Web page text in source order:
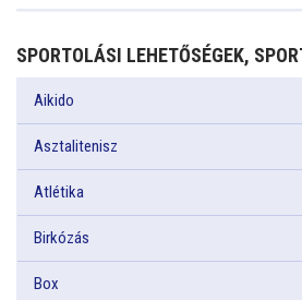
SPORTOLÁSI LEHETŐSÉGEK,
Aikido
Asztalitenisz
Atlétika
Birkózás
Box